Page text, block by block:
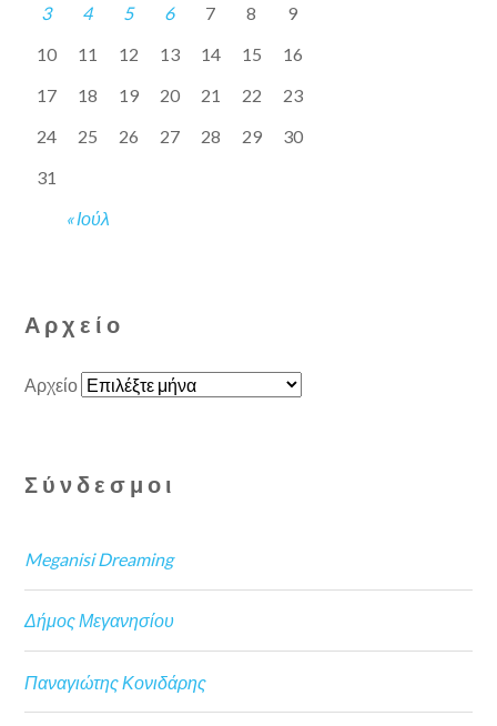
« Ιούλ
3
4 5 6 7 8
9
10
11 12 13 14 15
16
17
18 19 20 21 22
23
24
25 26 27 28 29
30
31
Αρχείο
Αρχείο
Σύνδεσμοι
Meganisi Dreaming
Δήμος Μεγανησίου
Παναγιώτης Κονιδάρης